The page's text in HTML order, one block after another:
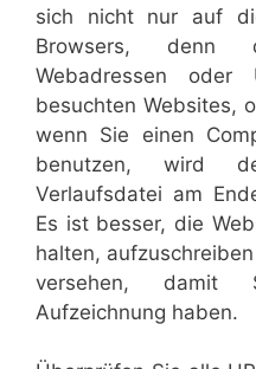
sich nicht nur auf
Browsers, denn
Webadressen
besuchten Websites,
wenn Sie einen
benutzen, wird
Verlaufsdatei am
Es ist besser, die
halten,
versehen, damit
Aufzeichnung haben.